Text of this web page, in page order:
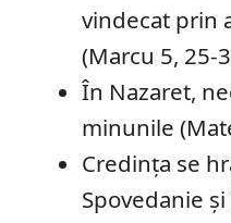
vindecat prin
(Marcu 5, 25-
În Nazaret,
minunile
Credința se
Spovedanie